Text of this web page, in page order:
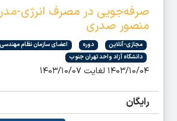
صرفه‌جویی در مصرف انرژی-
منصور صدری
مجازی-آنلاین دوره
اعضای سازمان نظام مهندسی
دانشگاه آزاد واحد تهران جنوب
۱۴۰۳/۱۰/۰۴ لغایت ۱۴۰۳/۱۰/۰۷
رایگان